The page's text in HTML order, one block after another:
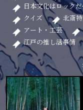
日本文化はロック
クイズ
北斎
アート・工芸
江戸の推し活事情